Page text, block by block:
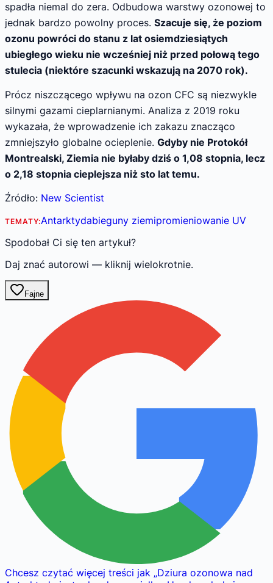
spadła niemal do zera. Odbudowa warstwy ozonowej to
jednak bardzo powolny proces. Szacuje się, że poziom
ozonu powróci do stanu z lat osiemdziesiątych
ubiegłego wieku nie wcześniej niż przed połową tego
stulecia (niektóre szacunki wskazują na 2070 rok).
Prócz niszczącego wpływu na ozon CFC są niezwykle
silnymi gazami cieplarnianymi. Analiza z 2019 roku
wykazała, że wprowadzenie ich zakazu znacząco
zmniejszyło globalne ocieplenie. Gdyby nie Protokół
Montrealski, Ziemia nie byłaby dziś o 1,08 stopnia, lecz
o 2,18 stopnia cieplejsza niż sto lat temu.
Źródło: New Scientist
TEMATY:Antarktydabieguny ziemipromieniowanie UV
Spodobał Ci się ten artykuł?
Daj znać autorowi — kliknij wielokrotnie.
Fajne
Chcesz czytać więcej treści jak „Dziura ozonowa nad